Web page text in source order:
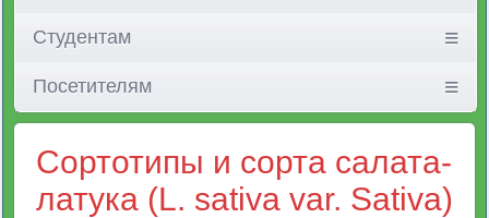
Студентам
Посетителям
Сортотипы и сорта салата-
латука (L. sativa var. Sativa)